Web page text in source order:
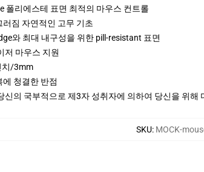
폴리에스테 표면 최적의 마우스 컨트롤
러짐 자연적인 고무 기초
와 최대 내구성을 위한 pill-resistant 표면
저 마우스 지원
치/3mm
에 청결한 반점
신의 국부적으로 제3자 성취자에 의하여 당신을 위
SKU: MOCK-